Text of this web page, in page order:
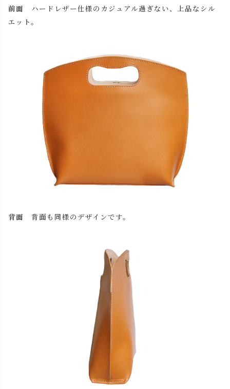
レッド
カートに入れる
前面 ハードレザー仕様のカジュアル過ぎない、上品なシル
エット。
背面 背面も同様のデザインです。